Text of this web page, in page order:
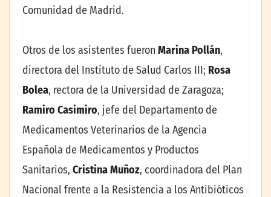
Comunidad de Madrid.
Otros de los asistentes fueron Marina Pollán,
directora del Instituto de Salud Carlos III; Rosa
Bolea, rectora de la Universidad de Zaragoza;
Ramiro Casimiro, jefe del Departamento de
Medicamentos Veterinarios de la Agencia
Española de Medicamentos y Productos
Sanitarios, Cristina Muñoz, coordinadora del Plan
Nacional frente a la Resistencia a los Antibióticos